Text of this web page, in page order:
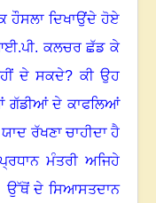
ਹੌਸਲਾ ਦਿਖਾਉਂਦੇ ਹੋਏ
ਕਲਚਰ ਛੱਡ ਕੇ
ਦੇ ਸਕਦੇ?ਕੀ ਉਹ
ਗੱਡੀਆਂ ਦੇ ਕਾਫਲਿਆਂ
ਯਾਦ ਰੱਖਣਾ ਚਾਹੀਦਾ ਹੈ
ਮੰਤਰੀ ਅਜਿਹੇ
ਉੱਥੋਂ ਦੇ ਸਿਆਸਤਦਾਨ